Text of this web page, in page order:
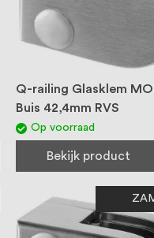
Q-railing Glasklem
Buis 42,4mm RVS
Op voorraad
Bekijk product